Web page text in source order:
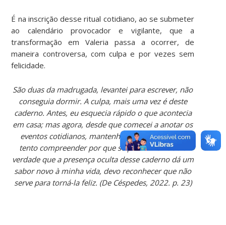
É na inscrição desse ritual cotidiano, ao se submeter
ao calendário provocador e vigilante, que a
transformação em Valeria passa a ocorrer, de
maneira controversa, com culpa e por vezes sem
felicidade.
São duas da madrugada, levantei para escrever, não
conseguia dormir. A culpa, mais uma vez é deste
caderno. Antes, eu esquecia rápido o que acontecia
em casa; mas agora, desde que comecei a anotar os
eventos cotidianos, mantenho-os na memória e
tento compreender por que se produziram. Se é
verdade que a presença oculta desse caderno dá um
sabor novo à minha vida, devo reconhecer que não
serve para torná-la feliz. (De Céspedes, 2022. p. 23)